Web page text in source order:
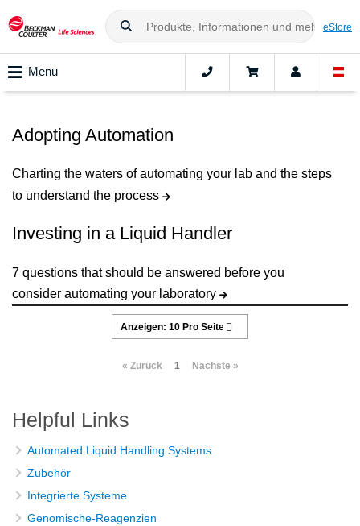
eStore
Menu
Adopting Automation
Charting the waters of automating your lab and the steps
to understand the process
Investing in a Liquid Handler
7 questions that should be answered before you
consider automating your laboratory
« Zurück 1 Nächste »
Helpful Links
Automated Liquid Handling Systems
Zubehör
Integrierte Systeme
Genomische-Reagenzien